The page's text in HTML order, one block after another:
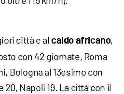
città e al caldo africano,
con 42 giornate, Roma
Bologna al 13esimo con
20, Napoli 19. La città con il